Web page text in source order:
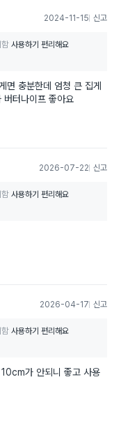
2024-11-15 신고
함 사용하기 편리해요
면 충분한데 엄청 큰 집게
버터나이프 좋아요
2026-07-22 신고
함 사용하기 편리해요
2026-04-17 신고
함 사용하기 편리해요
가 안되니 좋고 사용